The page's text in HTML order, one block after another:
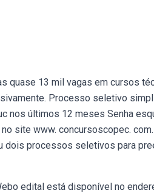
quase 13 mil vagas em cursos
Processo seletivo
nos últimos 12 meses Senha
site www. concursoscopec. com.
dois processos seletivos para
edital está disponível no